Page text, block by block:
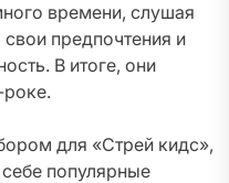
времени, слушая
предпочтения и
В итоге, они
роке.
для «Стрей кидс»,
себе популярные